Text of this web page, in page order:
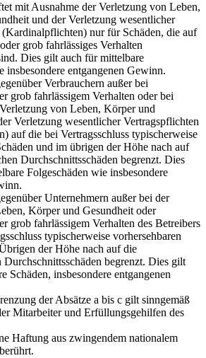
mit Ausnahme der Verletzung von Leben,
und der Verletzung wesentlicher
nur für Schäden, die auf
grob fahrlässiges Verhalten
Dies gilt auch für mittelbare
insbesondere entgangenen Gewinn.
Verbrauchern außer bei
grob fahrlässigem Verhalten oder bei
von Leben, Körper und
Verletzung wesentlicher Vertragspflichten
auf die bei Vertragsschluss typischerweise
und im übrigen der Höhe nach auf
Durchschnittsschäden begrenzt. Dies
Folgeschäden wie insbesondere
Unternehmern außer bei der
Körper und Gesundheit oder
grob fahrlässigem Verhalten des Betreibers
typischerweise vorhersehbaren
der Höhe nach auf die
Durchschnittsschäden begrenzt. Dies gilt
Schäden, insbesondere entgangenen
der Absätze a bis c gilt sinngemäß
Mitarbeiter und Erfüllungsgehilfen des
Haftung aus zwingendem nationalem